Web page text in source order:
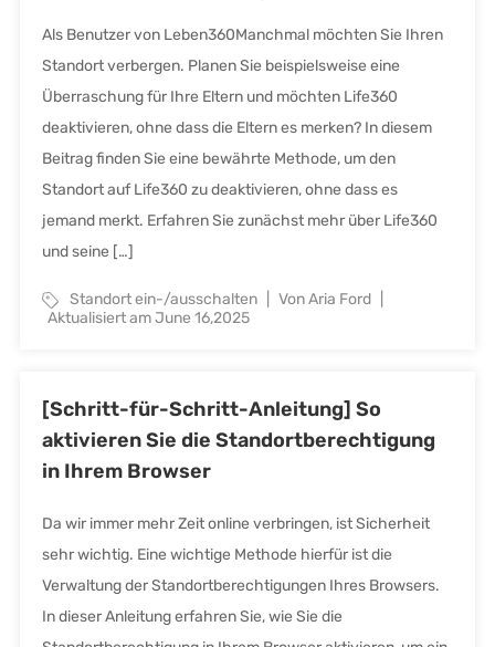
Als Benutzer von Leben360Manchmal möchten Sie Ihren
Standort verbergen. Planen Sie beispielsweise eine
Überraschung für Ihre Eltern und möchten Life360
deaktivieren, ohne dass die Eltern es merken? In diesem
Beitrag finden Sie eine bewährte Methode, um den
Standort auf Life360 zu deaktivieren, ohne dass es
jemand merkt. Erfahren Sie zunächst mehr über Life360
und seine […]
Standort ein-/ausschalten
Von Aria Ford
Aktualisiert am June 16,2025
[Schritt-für-Schritt-Anleitung] So
aktivieren Sie die Standortberechtigung
in Ihrem Browser
Da wir immer mehr Zeit online verbringen, ist Sicherheit
sehr wichtig. Eine wichtige Methode hierfür ist die
Verwaltung der Standortberechtigungen Ihres Browsers.
In dieser Anleitung erfahren Sie, wie Sie die